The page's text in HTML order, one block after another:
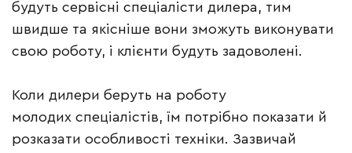
будуть сервісні спеціалісти дилера, тим
швидше та якісніше вони зможуть виконувати
свою роботу, і клієнти будуть задоволені.
Коли дилери беруть на роботу
молодих спеціалістів, їм потрібно показати й
розказати особливості техніки. Зазвичай